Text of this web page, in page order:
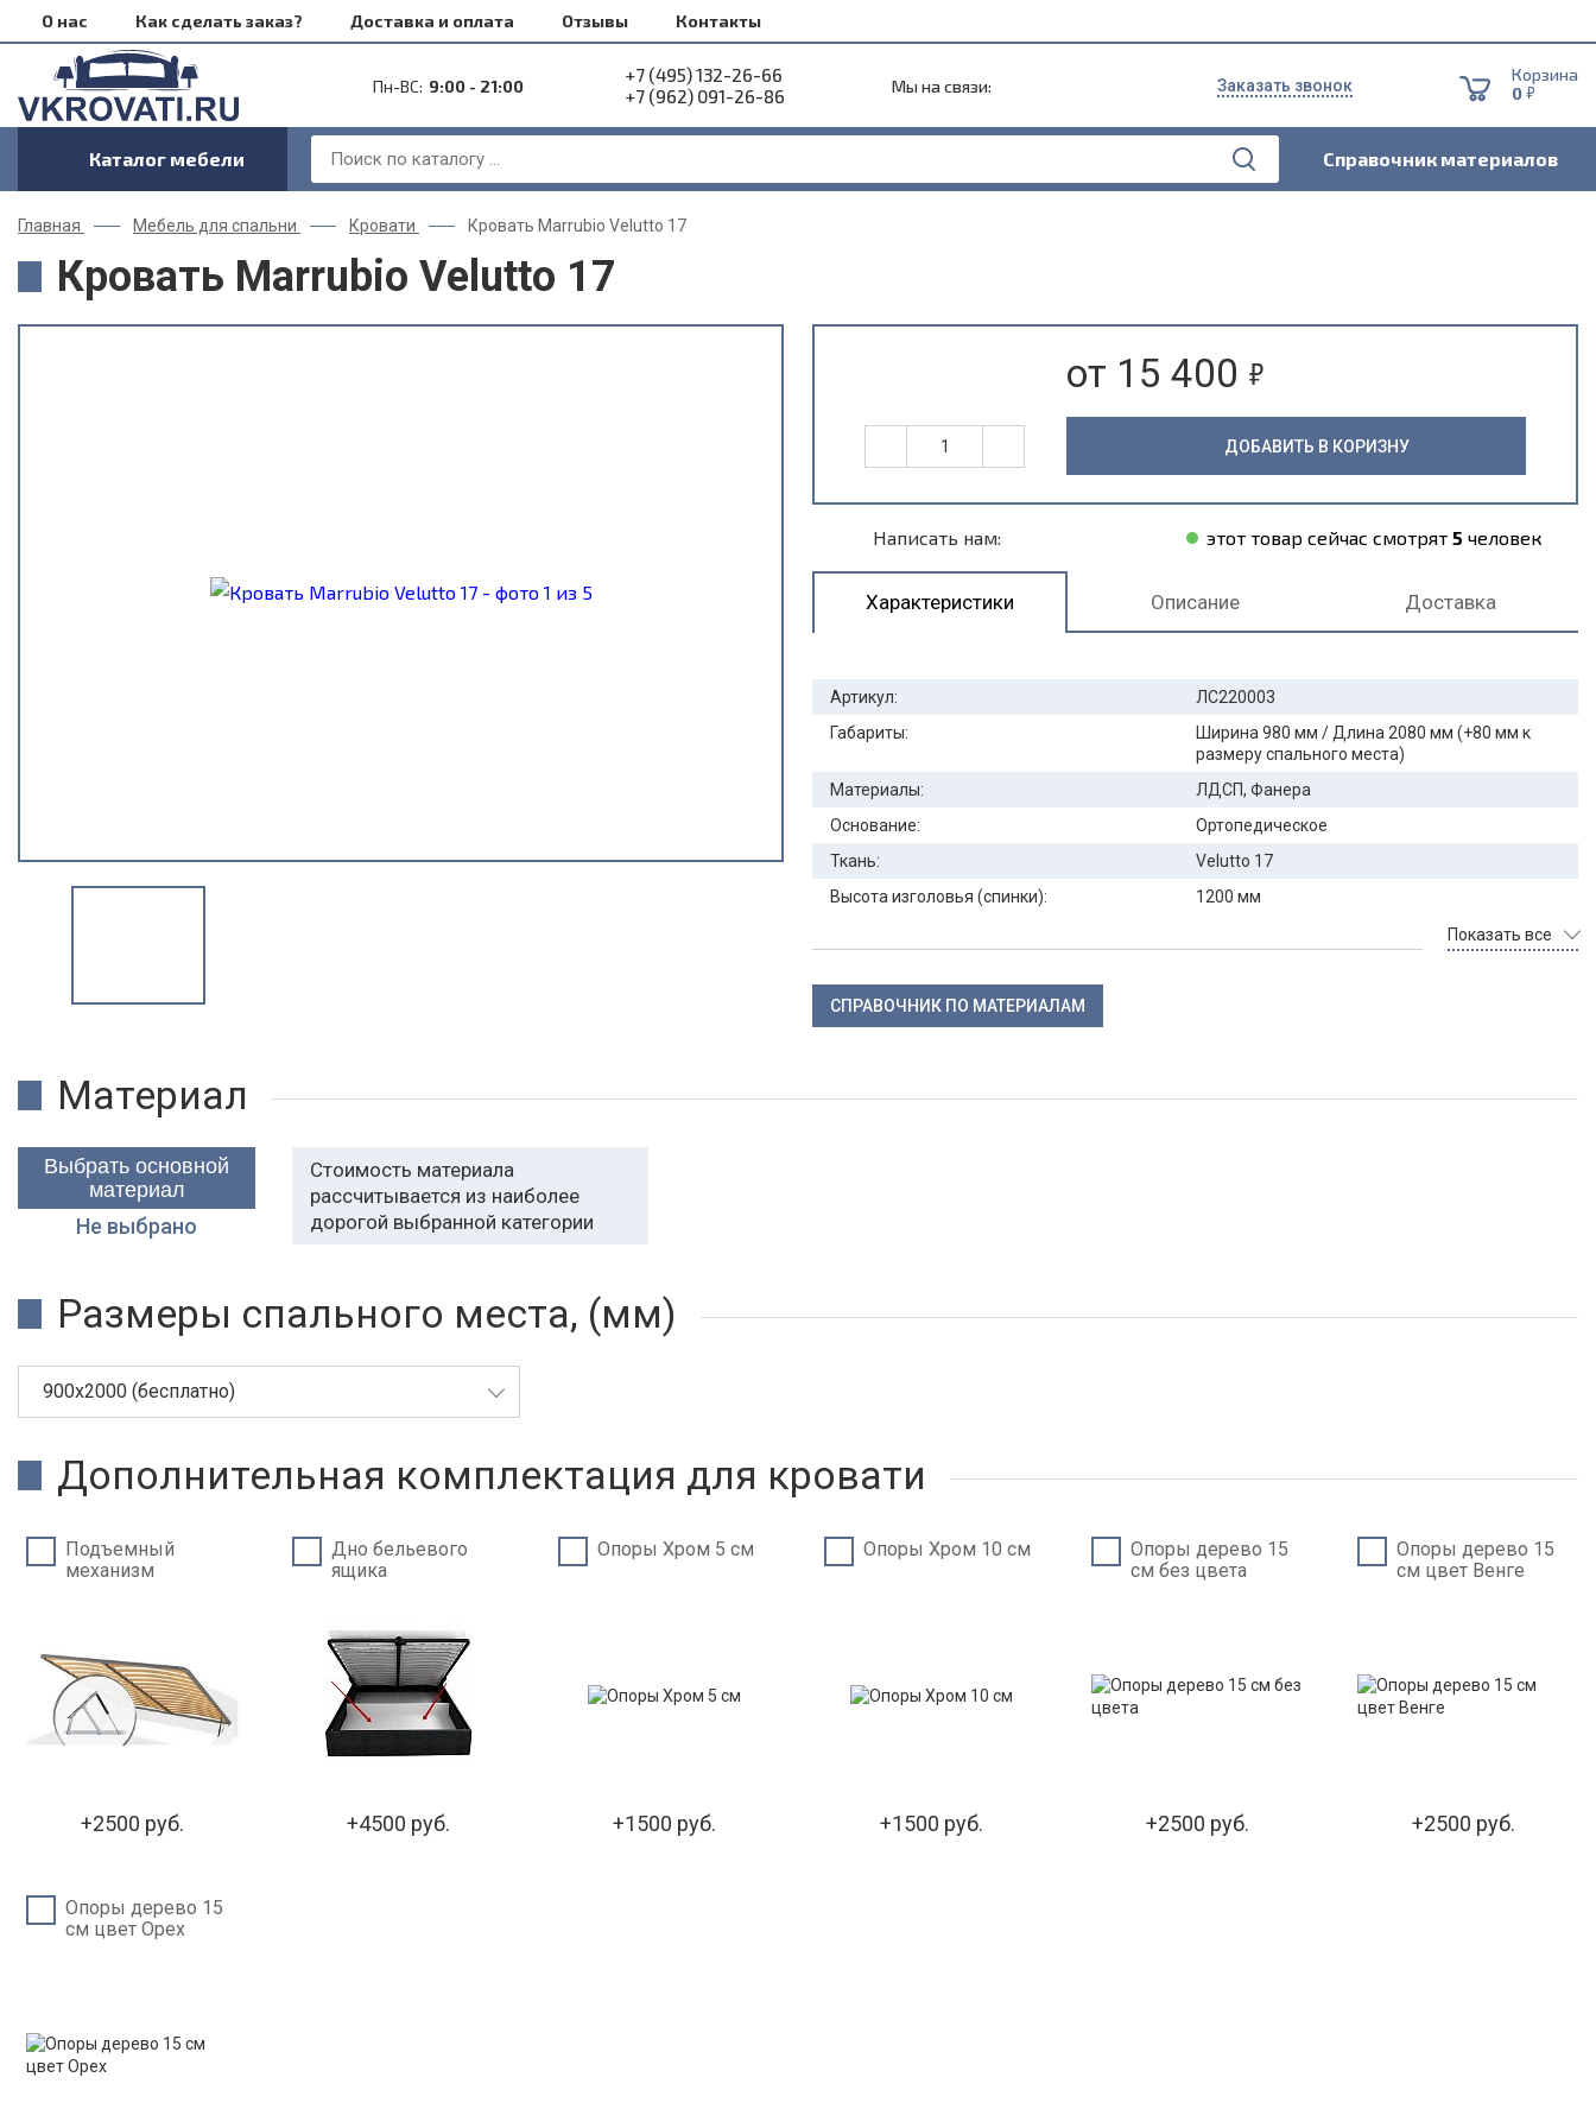
О нас Как сделать заказ? Доставка и оплата Отзывы Контакты
Пн-ВС: 9:00 - 21:00
+7 (495) 132-26-66
+7 (962) 091-26-86
Мы на связи: Заказать звонок
Корзина
0 5
Каталог мебели Справочник материалов
Главная Мебель для спальни Кровати Кровать Marrubio Velutto 17
Кровать Marrubio Velutto 17
от 15 400 5
ДОБАВИТЬ В КОРИЗНУ
Написать нам: этот товар сейчас смотрят 5 человек
Характеристики Описание Доставка
Артикул:
ЛС220003
Габариты:
Ширина 980 мм / Длина 2080 мм (+80 мм к
размеру спального места)
Материалы:
ЛДСП, Фанера
Основание:
Ортопедическое
Ткань:
Velutto 17
Высота изголовья (спинки):
1200 мм
Показать все
СПРАВОЧНИК ПО МАТЕРИАЛАМ
Материал
Выбрать основной
материал
Не выбрано
Стоимость материала
рассчитывается из наиболее
дорогой выбранной категории
Размеры спального места, (мм)
900х2000 (бесплатно)
Дополнительная комплектация для кровати
Подъемный
механизм
+2500 руб.
Дно бельевого
ящика
+4500 руб.
Опоры Хром 5 см
+1500 руб.
Опоры Хром 10 см
+1500 руб.
Опоры дерево 15
см без цвета
+2500 руб.
Опоры дерево 15
см цвет Венге
+2500 руб.
Опоры дерево 15
см цвет Орех